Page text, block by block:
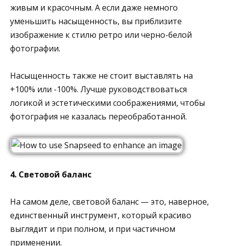
живым и красочным. А если даже немного
уменьшить насыщенность, вы приблизите
изображение к стилю ретро или черно-белой
фотографии.
Насыщенность также не стоит выставлять на
+100% или -100%. Лучше руководствоваться
логикой и эстетическими соображениями, чтобы
фотография не казалась переобработанной.
4. Световой баланс
На самом деле, световой баланс — это, наверное,
единственный инструмент, который красиво
выглядит и при полном, и при частичном
применении.